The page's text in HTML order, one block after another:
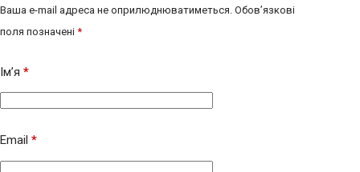
Ваша e-mail адреса не оприлюднюватиметься. Обов’язкові
поля позначені *
Ім’я *
Email *